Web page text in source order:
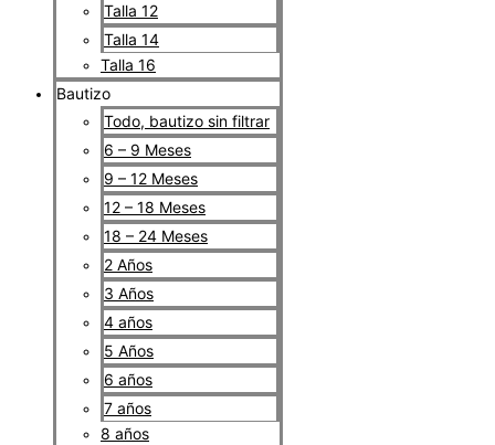
Talla 12
Talla 14
Talla 16
Bautizo
Todo, bautizo sin filtrar
6 – 9 Meses
9 – 12 Meses
12 – 18 Meses
18 – 24 Meses
2 Años
3 Años
4 años
5 Años
6 años
7 años
8 años